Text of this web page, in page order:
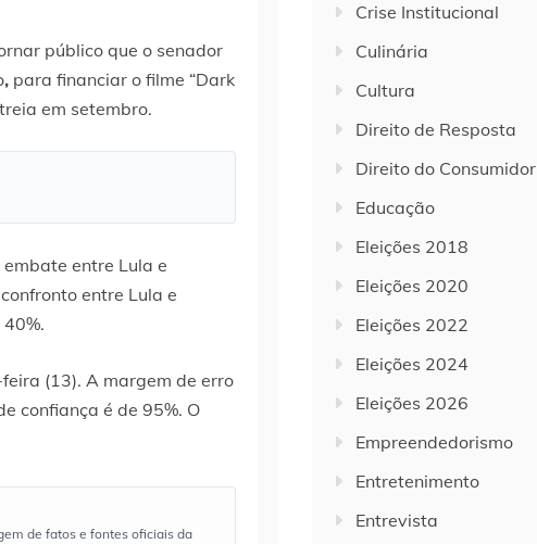
público que o senador
, para financiar o filme “Dark
em setembro.
entre Lula e
entre Lula e
(13). A margem de erro
confiança é de 95%. O
de fatos e fontes oficiais da
Crise Institucional
Culinária
Cultura
Direito de Resposta
Direito do Consumidor
Educação
Eleições 2018
Eleições 2020
Eleições 2022
Eleições 2024
Eleições 2026
Empreendedorismo
Entretenimento
Entrevista